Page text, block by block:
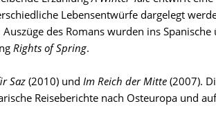
Lebensentwürfe dargelegt
des Romans wurden ins Spanische
Rights of Spring.
Saz (2010) und Im Reich der Mitte (2007).
Reiseberichte nach Osteuropa und